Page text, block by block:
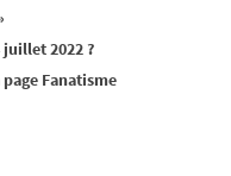
2022 ?
Fanatisme